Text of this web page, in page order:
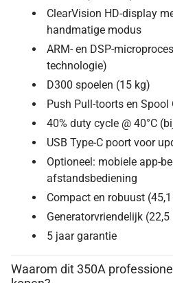
ClearVision HD-display
handmatige modus
ARM- en DSP-
technologie)
D300 spoelen (15 kg)
Push Pull-toorts en
40% duty cycle @ 40°C
USB Type-C poort voor
Optioneel: mobiele app-
afstandsbediening
Compact en robuust
Generatorvriendelijk (22,5
5 jaar garantie
Waarom dit 350A